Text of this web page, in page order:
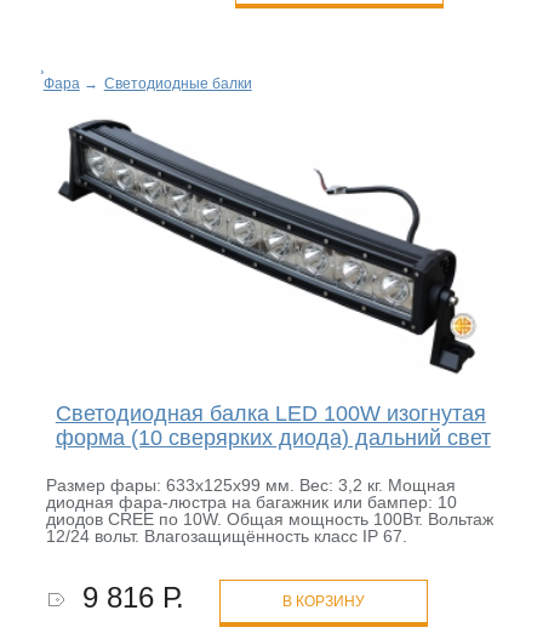
Фара → Светодиодные балки
Светодиодная балка LED 100W изогнутая
форма (10 сверярких диода) дальний свет
Размер фары: 633х125х99 мм. Вес: 3,2 кг. Мощная
диодная фара-люстра на багажник или бампер: 10
диодов CREE по 10W. Общая мощность 100Вт. Вольтаж
12/24 вольт. Влагозащищённость класс IP 67.
9 816 Р. В КОРЗИНУ